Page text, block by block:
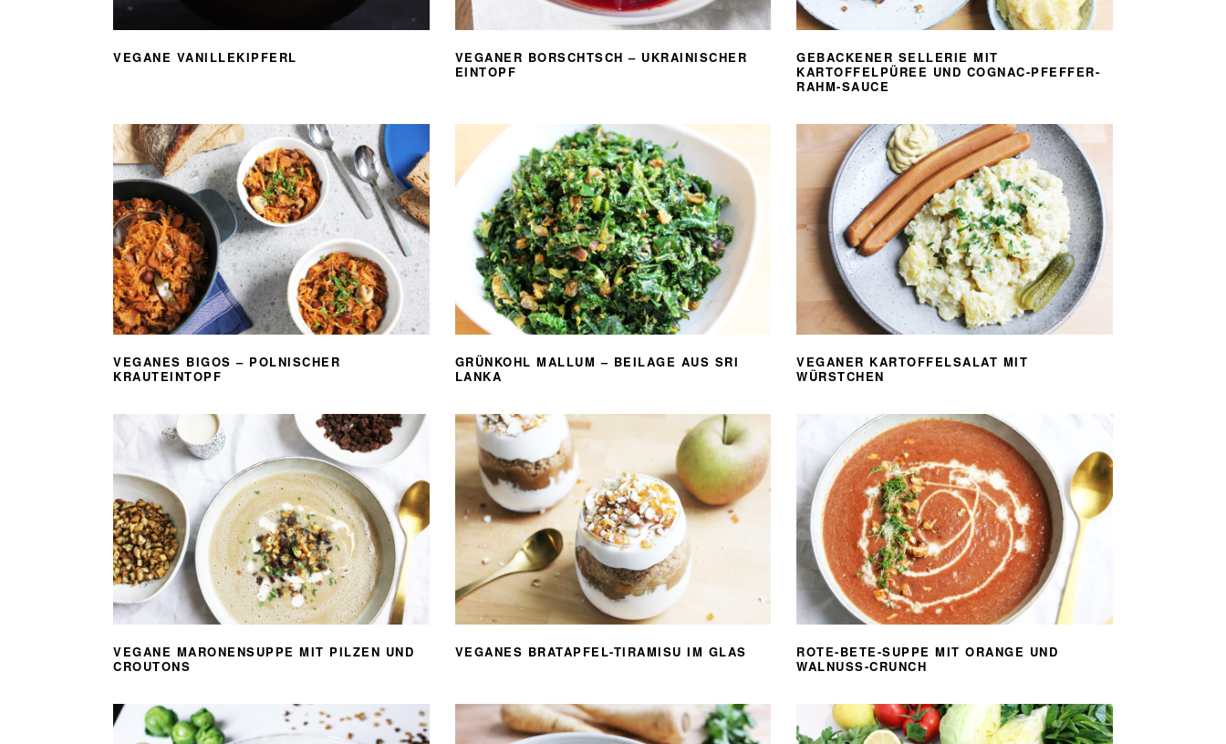
VEGANE VANILLEKIPFERL
VEGANER BORSCHTSCH – UKRAINISCHER
EINTOPF
GEBACKENER SELLERIE MIT
KARTOFFELPÜREE UND COGNAC-PFEFFER-
RAHM-SAUCE
VEGANES BIGOS – POLNISCHER
KRAUTEINTOPF
GRÜNKOHL MALLUM – BEILAGE AUS SRI
LANKA
VEGANER KARTOFFELSALAT MIT
WÜRSTCHEN
VEGANE MARONENSUPPE MIT PILZEN UND
CROUTONS
VEGANES BRATAPFEL-TIRAMISU IM GLAS
ROTE-BETE-SUPPE MIT ORANGE UND
WALNUSS-CRUNCH